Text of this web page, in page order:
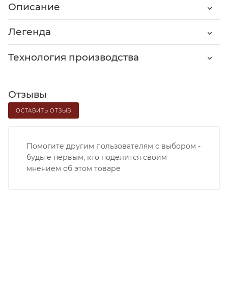
Описание
Легенда
Технология производства
Отзывы
ОСТАВИТЬ ОТЗЫВ
Помогите другим пользователям с выбором -
будьте первым, кто поделится своим
мнением об этом товаре